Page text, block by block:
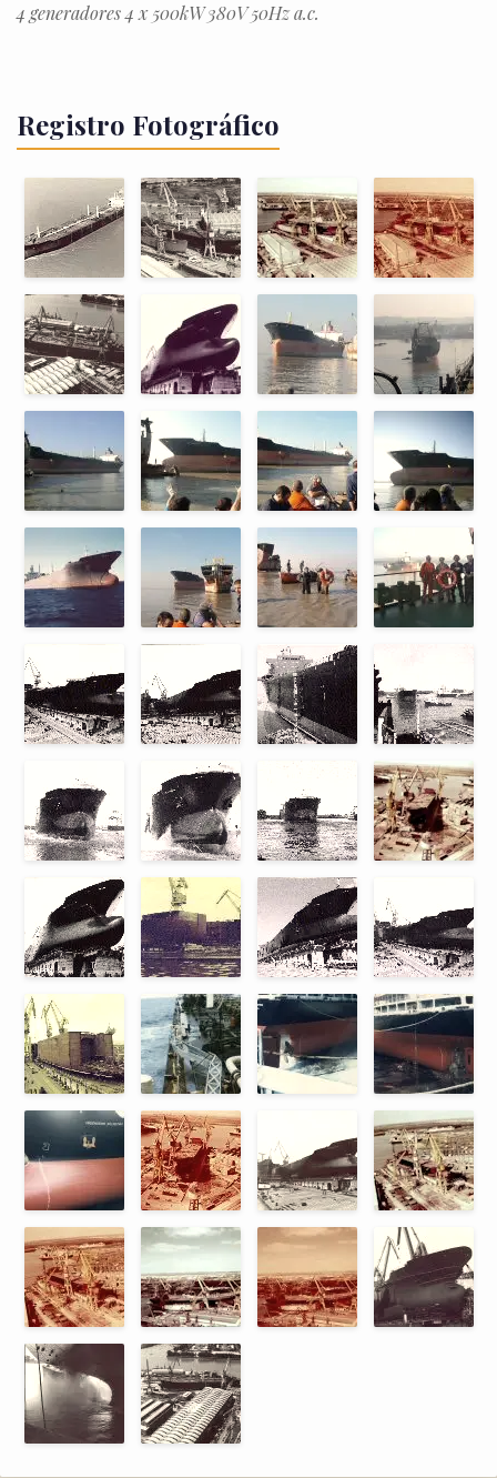
4 generadores 4 x 500kW 380V 50Hz a.c.
Registro Fotográfico